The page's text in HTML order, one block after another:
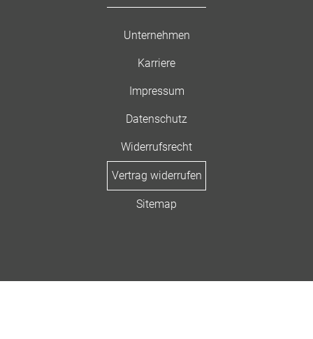
Unternehmen
Karriere
Impressum
Datenschutz
Widerrufsrecht
Vertrag widerrufen
Sitemap